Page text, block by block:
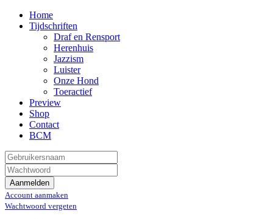
Home
Tijdschriften
Draf en Rensport
Herenhuis
Jazzism
Luister
Onze Hond
Toeractief
Preview
Shop
Contact
BCM
Aanmelden
Account aanmaken
Wachtwoord vergeten